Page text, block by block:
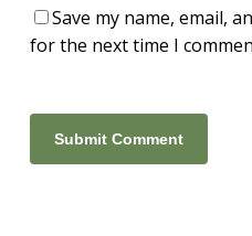
Save my name, email,
for the next time I